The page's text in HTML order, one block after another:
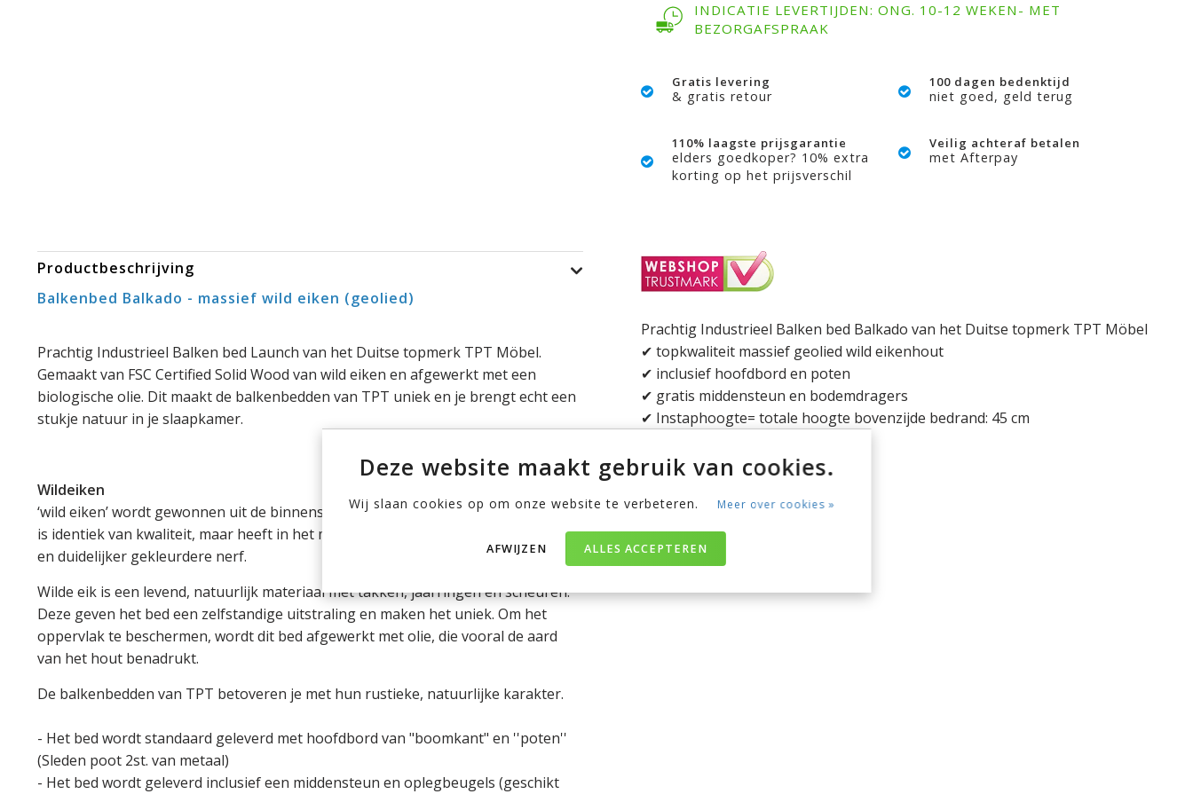
INDICATIE LEVERTIJDEN: ONG. 10-12 WEKEN- MET
BEZORGAFSPRAAK
Gratis levering
& gratis retour
100 dagen bedenktijd
niet goed, geld terug
110% laagste prijsgarantie
elders goedkoper? 10% extra
korting op het prijsverschil
Veilig achteraf betalen
met Afterpay
Productbeschrijving
Balkenbed Balkado - massief wild eiken (geolied)
Prachtig Industrieel Balken bed Launch van het Duitse topmerk TPT Möbel.
Gemaakt van FSC Certified Solid Wood van wild eiken en afgewerkt met een
biologische olie. Dit maakt de balkenbedden van TPT uniek en je brengt echt een
stukje natuur in je slaapkamer.
Wildeiken
‘wild eiken’ wordt gewonnen uit de binnenste gebied van het kernhout. Het hout
is identiek van kwaliteit, maar heeft in het midden van de stam een interessante
en duidelijker gekleurdere nerf.
Wilde eik is een levend, natuurlijk materiaal met takken, jaarringen en scheuren.
Deze geven het bed een zelfstandige uitstraling en maken het uniek. Om het
oppervlak te beschermen, wordt dit bed afgewerkt met olie, die vooral de aard
van het hout benadrukt.
De balkenbedden van TPT betoveren je met hun rustieke, natuurlijke karakter.
- Het bed wordt standaard geleverd met hoofdbord van "boomkant" en ''poten''
(Sleden poot 2st. van metaal)
- Het bed wordt geleverd inclusief een middensteun en oplegbeugels (geschikt
Prachtig Industrieel Balken bed Balkado van het Duitse topmerk TPT Möbel
✔ topkwaliteit massief geolied wild eikenhout
✔ inclusief hoofdbord en poten
✔ gratis middensteun en bodemdragers
✔ Instaphoogte= totale hoogte bovenzijde bedrand: 45 cm
Deze website maakt gebruik van cookies.
Wij slaan cookies op om onze website te verbeteren. Meer over cookies »
ALLES ACCEPTEREN
AFWIJZEN